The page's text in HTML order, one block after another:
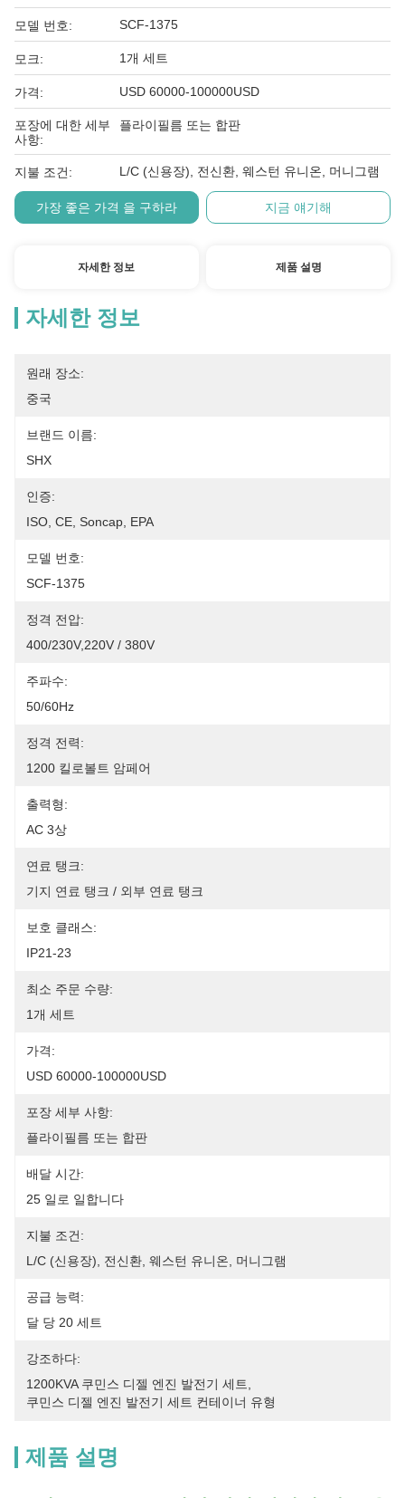
모델 번호: SCF-1375
모크: 1개 세트
가격: USD 60000-100000USD
포장에 대한 세부
사항:
플라이필름 또는 합판
지불 조건: L/C (신용장), 전신환, 웨스턴 유니온, 머니그램
가장 좋은 가격 을 구하라 지금 얘기해
자세한 정보 제품 설명
자세한 정보
원래 장소:
중국
브랜드 이름:
SHX
인증:
ISO, CE, Soncap, EPA
모델 번호:
SCF-1375
정격 전압:
400/230V,220V / 380V
주파수:
50/60Hz
정격 전력:
1200 킬로볼트 암페어
출력형:
AC 3상
연료 탱크:
기지 연료 탱크 / 외부 연료 탱크
보호 클래스:
IP21-23
최소 주문 수량:
1개 세트
가격:
USD 60000-100000USD
포장 세부 사항:
플라이필름 또는 합판
배달 시간:
25 일로 일합니다
지불 조건:
L/C (신용장), 전신환, 웨스턴 유니온, 머니그램
공급 능력:
달 당 20 세트
강조하다:
1200KVA 쿠민스 디젤 엔진 발전기 세트
쿠민스 디젤 엔진 발전기 세트 컨테이너 유형
제품 설명